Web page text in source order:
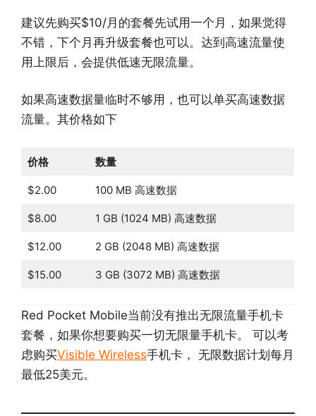
建议先购买$10/月的套餐先试用一个月，如果觉得
不错，下个月再升级套餐也可以。达到高速流量使
用上限后，会提供低速无限流量。
如果高速数据量临时不够用，也可以单买高速数据
流量。其价格如下
价格 数量
$2.00 100 MB 高速数据
$8.00 1 GB (1024 MB) 高速数据
$12.00 2 GB (2048 MB) 高速数据
$15.00 3 GB (3072 MB) 高速数据
Red Pocket Mobile当前没有推出无限流量手机卡
套餐，如果你想要购买一切无限量手机卡。 可以考
虑购买Visible Wireless手机卡， 无限数据计划每月
最低25美元。